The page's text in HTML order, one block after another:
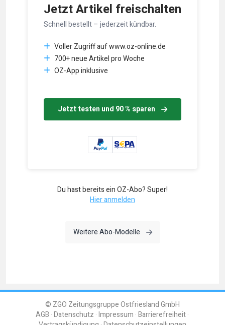
Jetzt Artikel freischalten
Schnell bestellt – jederzeit kündbar.
Voller Zugriff auf www.oz-online.de
700+ neue Artikel pro Woche
OZ-App inklusive
Jetzt testen und 90 % sparen
Du hast bereits ein OZ-Abo? Super!
Hier anmelden
Weitere Abo-Modelle
© ZGO Zeitungsgruppe Ostfriesland GmbH
AGB Datenschutz Impressum Barrierefreiheit